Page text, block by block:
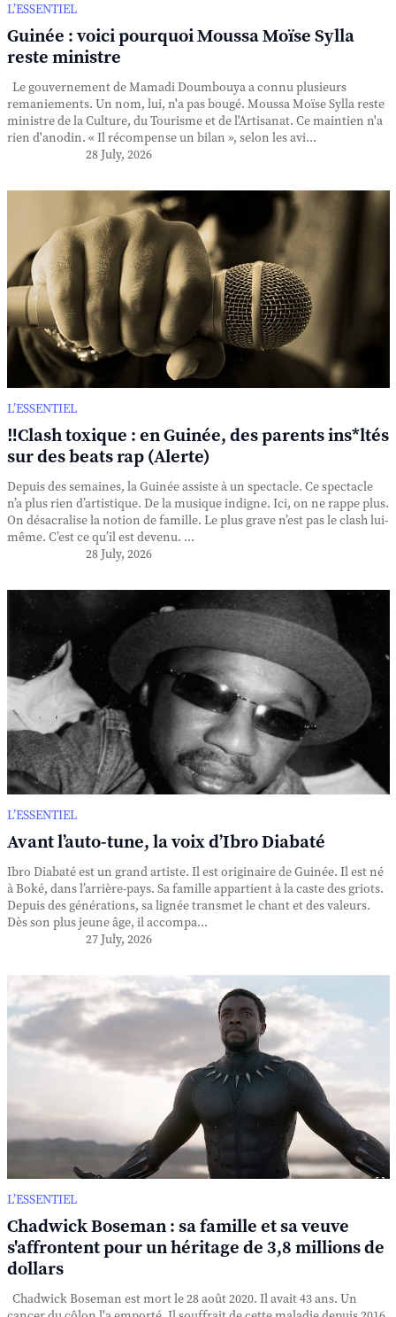
L’ESSENTIEL
Guinée : voici pourquoi Moussa Moïse Sylla
reste ministre
Le gouvernement de Mamadi Doumbouya a connu plusieurs
remaniements. Un nom, lui, n'a pas bougé. Moussa Moïse Sylla reste
ministre de la Culture, du Tourisme et de l'Artisanat. Ce maintien n'a
rien d'anodin. « Il récompense un bilan », selon les avi...
28 July, 2026
L’ESSENTIEL
‼️Clash toxique : en Guinée, des parents ins*ltés
sur des beats rap (Alerte)
Depuis des semaines, la Guinée assiste à un spectacle. Ce spectacle
n’a plus rien d’artistique. De la musique indigne. Ici, on ne rappe plus.
On désacralise la notion de famille. Le plus grave n’est pas le clash lui-
même. C’est ce qu’il est devenu. ...
28 July, 2026
L’ESSENTIEL
Avant l’auto-tune, la voix d’Ibro Diabaté
Ibro Diabaté est un grand artiste. Il est originaire de Guinée. Il est né
à Boké, dans l’arrière-pays. Sa famille appartient à la caste des griots.
Depuis des générations, sa lignée transmet le chant et des valeurs.
Dès son plus jeune âge, il accompa...
27 July, 2026
L’ESSENTIEL
Chadwick Boseman : sa famille et sa veuve
s'affrontent pour un héritage de 3,8 millions de
dollars
Chadwick Boseman est mort le 28 août 2020. Il avait 43 ans. Un